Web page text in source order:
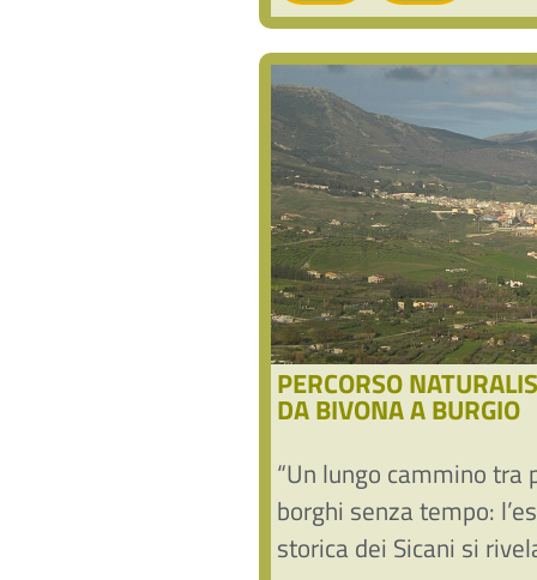
PERCORSO
DA BIVONA A BURGIO
“Un lungo cammino
borghi senza tempo:
storica dei Sicani si